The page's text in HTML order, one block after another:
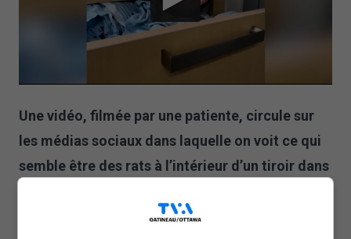
Une vidéo, filmée par une patiente, circule sur
les médias sociaux dans laquelle on voit ce qui
semble être des rats à l’intérieur d’un tiroir dans
qui était en fait une main.